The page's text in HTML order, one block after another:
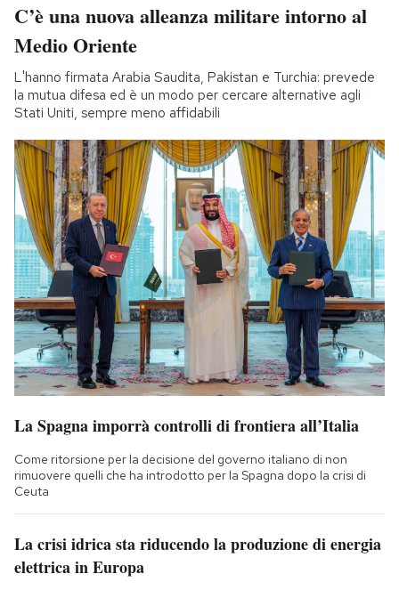
C’è una nuova alleanza militare intorno al
Medio Oriente
L'hanno firmata Arabia Saudita, Pakistan e Turchia: prevede
la mutua difesa ed è un modo per cercare alternative agli
Stati Uniti, sempre meno affidabili
La Spagna imporrà controlli di frontiera all’Italia
Come ritorsione per la decisione del governo italiano di non
rimuovere quelli che ha introdotto per la Spagna dopo la crisi di
Ceuta
La crisi idrica sta riducendo la produzione di energia
elettrica in Europa